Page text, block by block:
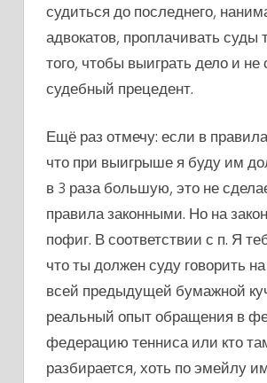
судиться до последнего,
адвокатов, проплачивать суды
того, чтобы выиграть дело и не
судебный прецедент.
Ещё раз отмечу: если в
что при выигрыше я буду им
в 3 раза большую, это не
правила законными. Но на
пофиг. В соответствии с п. Я
что ты должен суду говорить
всей предыдущей бумажной
реальный опыт обращения в
федерацию тенниса или кто
разбирается, хоть по эмейлу